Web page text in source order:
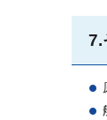
7.